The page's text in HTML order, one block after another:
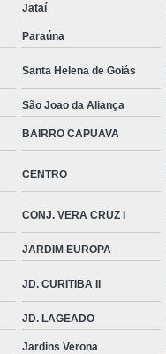
Jataí
Paraúna
Santa Helena de Goiás
São Joao da Aliança
BAIRRO CAPUAVA
CENTRO
CONJ. VERA CRUZ I
JARDIM EUROPA
JD. CURITIBA II
JD. LAGEADO
Jardins Verona